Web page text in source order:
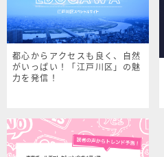
都心からアクセスも良く、自然
がいっぱい！「江戸川区」の魅
力を発信！